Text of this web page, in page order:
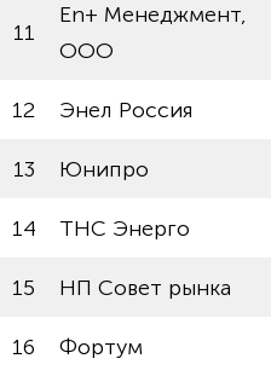
11
En+ Менеджмент,
ООО
12 Энел Россия
13 Юнипро
14 ТНС Энерго
15 НП Совет рынка
16 Фортум